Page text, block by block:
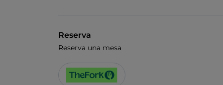
Reserva
Reserva una mesa